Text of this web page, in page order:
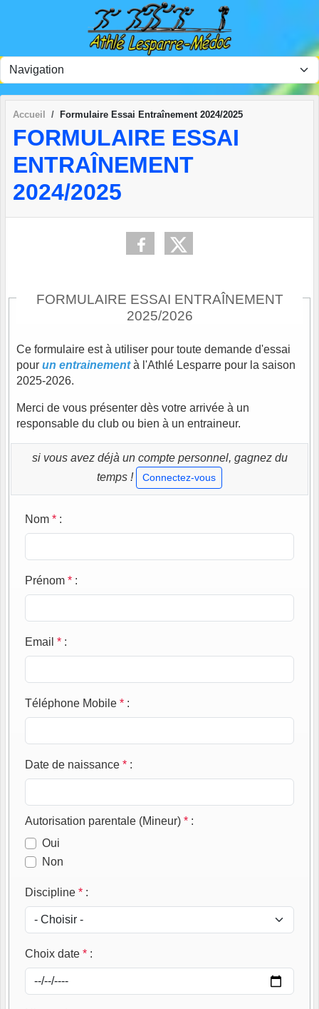
Accueil Formulaire Essai Entraînement 2024/2025
FORMULAIRE ESSAI
ENTRAÎNEMENT
2024/2025
FORMULAIRE ESSAI ENTRAÎNEMENT
2025/2026
Ce formulaire est à utiliser pour toute demande d'essai
pour un entrainementà l'Athlé Lesparre pour la saison
2025-2026.
Merci de vous présenter dès votre arrivée à un
responsable du club ou bien à un entraineur.
si vous avez déjà un compte personnel, gagnez du
temps !
Connectez-vous
Nom * :
Prénom * :
Email * :
Téléphone Mobile * :
Date de naissance * :
Autorisation parentale (Mineur) * :
Oui
Non
Discipline * :
Choix date * :
Panneau de gestion des cookies